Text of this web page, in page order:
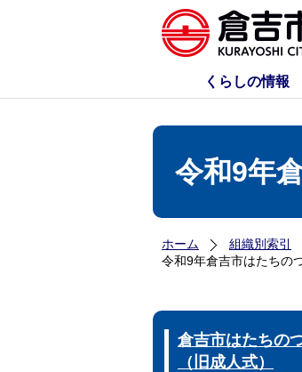
くらしの情報
令和9年
ホーム 組織別索引
令和9年倉吉市はたちの
倉吉市はたちの
（旧成人式）